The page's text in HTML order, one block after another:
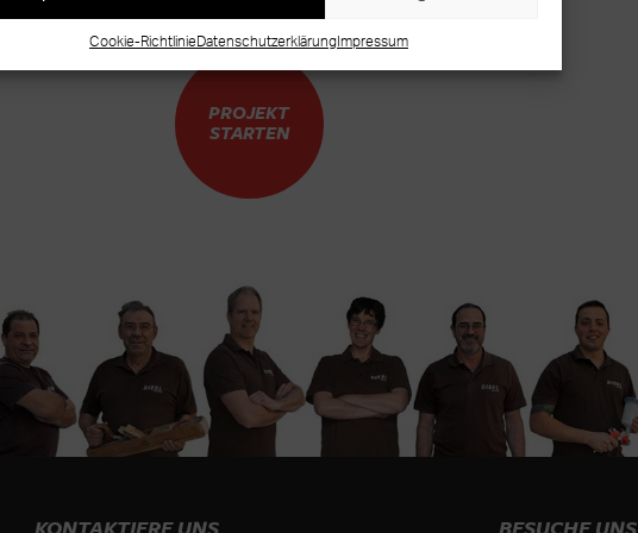
Cookie-RichtlinieDatenschutzerklärungImpressum
WARUM WARTEN?
PROJEKT
STARTEN